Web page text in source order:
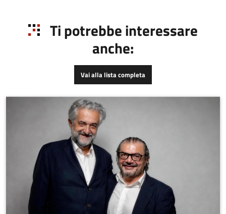
specifici a settori “d’uso
comune”
Ti potrebbe interessare
anche:
Vai alla lista completa